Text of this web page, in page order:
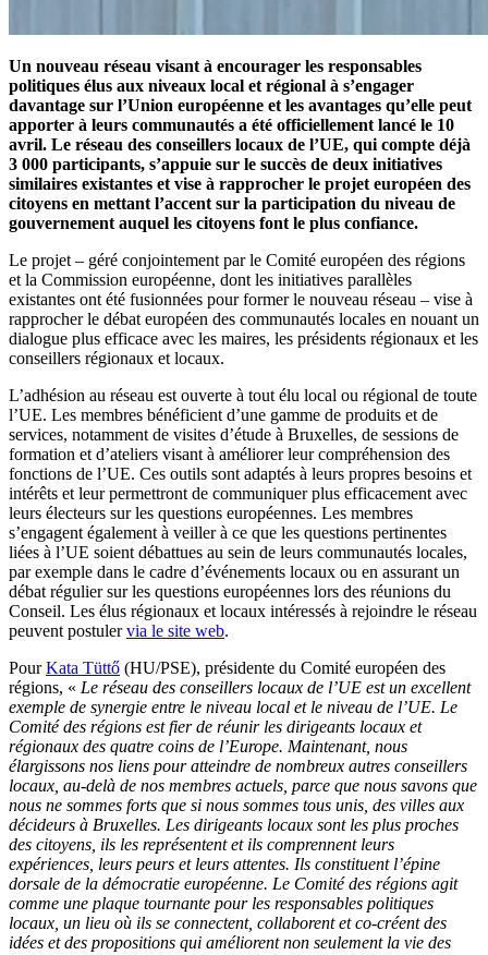
Un nouveau réseau visant à encourager les responsables
politiques élus aux niveaux local et régional à s’engager
davantage sur l’Union européenne et les avantages qu’elle peut
apporter à leurs communautés a été officiellement lancé le 10
avril. Le réseau des conseillers locaux de l’UE, qui compte déjà
3 000 participants, s’appuie sur le succès de deux initiatives
similaires existantes et vise à rapprocher le projet européen des
citoyens en mettant l’accent sur la participation du niveau de
gouvernement auquel les citoyens font le plus confiance.
Le projet – géré conjointement par le Comité européen des régions
et la Commission européenne, dont les initiatives parallèles
existantes ont été fusionnées pour former le nouveau réseau – vise à
rapprocher le débat européen des communautés locales en nouant un
dialogue plus efficace avec les maires, les présidents régionaux et les
conseillers régionaux et locaux.
L’adhésion au réseau est ouverte à tout élu local ou régional de toute
l’UE. Les membres bénéficient d’une gamme de produits et de
services, notamment de visites d’étude à Bruxelles, de sessions de
formation et d’ateliers visant à améliorer leur compréhension des
fonctions de l’UE. Ces outils sont adaptés à leurs propres besoins et
intérêts et leur permettront de communiquer plus efficacement avec
leurs électeurs sur les questions européennes. Les membres
s’engagent également à veiller à ce que les questions pertinentes
liées à l’UE soient débattues au sein de leurs communautés locales,
par exemple dans le cadre d’événements locaux ou en assurant un
débat régulier sur les questions européennes lors des réunions du
Conseil. Les élus régionaux et locaux intéressés à rejoindre le réseau
peuvent postulervia le site web.
PourKata Tüttő (HU/PSE), présidente du Comité européen des
régions, « Le réseau des conseillers locaux de l’UE est un excellent
exemple de synergie entre le niveau local et le niveau de l’UE. Le
Comité des régions est fier de réunir les dirigeants locaux et
régionaux des quatre coins de l’Europe. Maintenant, nous
élargissons nos liens pour atteindre de nombreux autres conseillers
locaux, au-delà de nos membres actuels, parce que nous savons que
nous ne sommes forts que si nous sommes tous unis, des villes aux
décideurs à Bruxelles. Les dirigeants locaux sont les plus proches
des citoyens, ils les représentent et ils comprennent leurs
expériences, leurs peurs et leurs attentes. Ils constituent l’épine
dorsale de la démocratie européenne. Le Comité des régions agit
comme une plaque tournante pour les responsables politiques
locaux, un lieu où ils se connectent, collaborent et co-créent des
idées et des propositions qui améliorent non seulement la vie des